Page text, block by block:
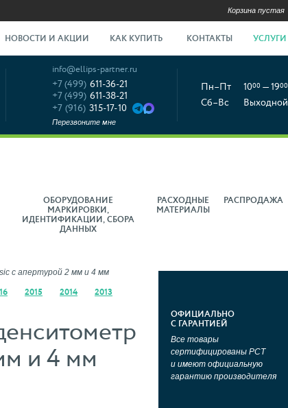
Корзина пустая
НОВОСТИ И АКЦИИ КАК КУПИТЬ КОНТАКТЫ УСЛУГИ
info@ellips-partner.ru
+7 (499) 611-36-21
+7 (499) 611-38-21
+7 (916) 315-17-10
Перезвоните мне
Пн–Пт 1000 — 1900
Сб–Вс Выходной
ОБОРУДОВАНИЕ
МАРКИРОВКИ,
ИДЕНТИФИКАЦИИ, СБОРА
ДАННЫХ
РАСХОДНЫЕ
МАТЕРИАЛЫ
РАСПРОДАЖА
с апертурой 2 мм и 4 мм
2015 2014
2013
и 4 мм
ОФИЦИАЛЬНО
С ГАРАНТИЕЙ
Все товары
сертифицированы РСТ
и имеют официальную
гарантию производителя